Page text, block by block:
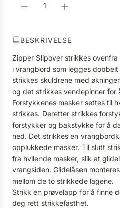
.
BESKRIVELSE
Zipper Slipover strikkes
i vrangbord som legges
strikkes skuldrene med
og det strikkes vendepinner for
Forstykkenes masker settes til
strikkes. Deretter strikkes
forstykker og bakstykke for å
ned. Det strikkes en
opplukkede masker. Til slutt
fra hvilende masker, slik at
vrangsiden. Glidelåsen
mellom de to strikkede lagene.
Strikk en prøvelapp for å finne
deg rett strikkefasthet.